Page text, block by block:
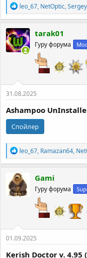
Р
е
а
к
ц
и
и
leo_67, NetOptic,
tarak01
Гуру форума
31.08.2025
Ashampoo
Спойлер
Р
е
а
к
ц
и
и
leo_67, Ramazan64,
Gami
Гуру форума
01.09.2025
Kerish Doctor v. 4.95